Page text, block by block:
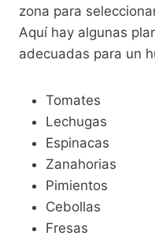
zona para
Aquí hay algunas
adecuadas para un
Tomates
Lechugas
Espinacas
Zanahorias
Pimientos
Cebollas
Fresas